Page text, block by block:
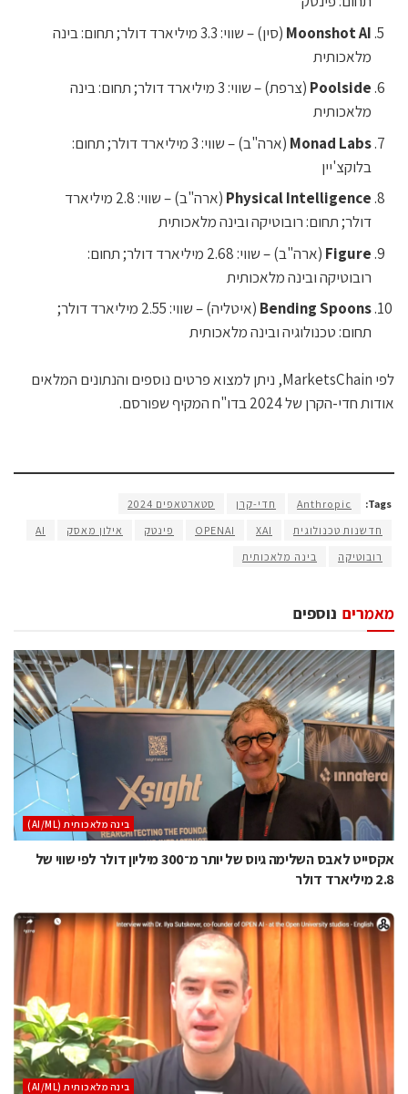
Moonshot AI
(סין) – שווי: 3.3 מיליארד דולר; תחום: בינה
מלאכותית
Poolside
(צרפת) – שווי: 3 מיליארד דולר; תחום: בינה
מלאכותית
Monad Labs
(ארה"ב) – שווי: 3 מיליארד דולר; תחום:
בלוקצ'יין
Physical Intelligence
(ארה"ב) – שווי: 2.8 מיליארד
דולר; תחום: רובוטיקה ובינה מלאכותית
Figure
(ארה"ב) – שווי: 2.68 מיליארד דולר; תחום:
רובוטיקה ובינה מלאכותית
Bending Spoons
(איטליה) – שווי: 2.55 מיליארד דולר;
תחום: טכנולוגיה ובינה מלאכותית
לפי MarketsChain, ניתן למצוא פרטים נוספים והנתונים המלאים
אודות חדי-הקרן של 2024 בדו"ח המקיף שפורסם.
Tags:
Anthropic חדי-קרן
סטארטאפים 2024
חדשנות טכנולוגית
XAI
OPENAI פינטק אילון מאסק
AI
רובוטיקה
בינה מלאכותית
נוספים מאמרים
בינה מלאכותית (AI/ML)
אקסייט לאבס השלימה גיוס של יותר מ־300 מיליון דולר לפי שווי של
2.8 מיליארד דולר
בינה מלאכותית (AI/ML)